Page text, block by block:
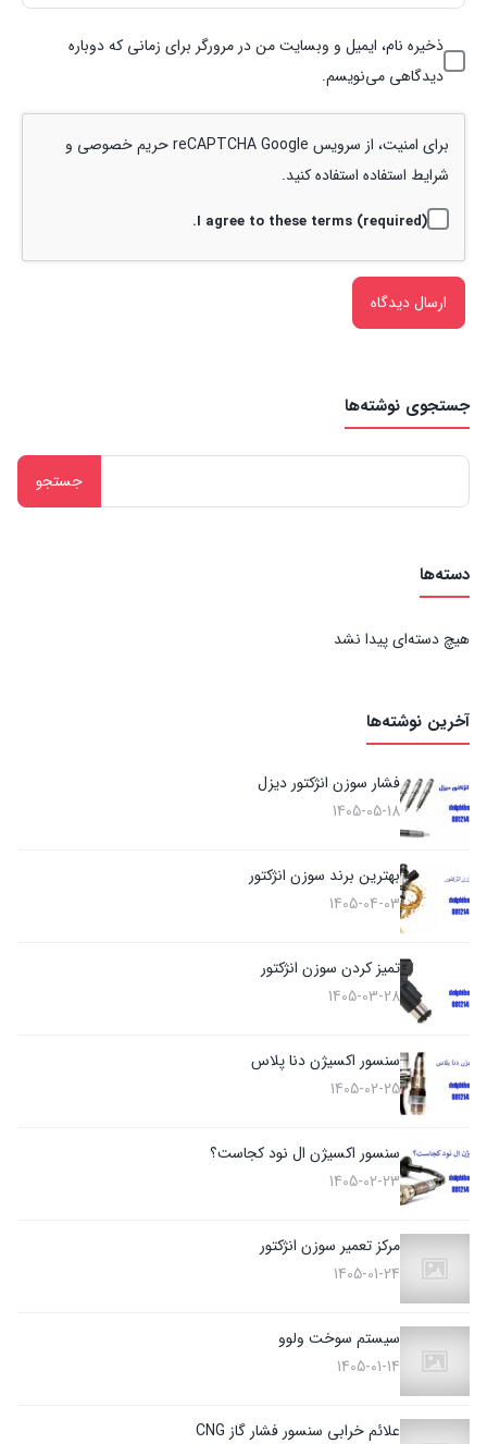
جستجوی نوشته‌ها
جستجو
برای:
دسته‌ها
هیچ دسته‌ای پیدا نشد
آخرین نوشته‌ها
فشار سوزن انژکتور دیزل
1405-05-18
بهترین برند سوزن انژکتور
1405-04-03
تمیز کردن سوزن انژکتور
1405-03-28
سنسور اکسیژن دنا پلاس
1405-02-25
سنسور اکسیژن ال نود کجاست؟
1405-02-23
مرکز تعمیر سوزن انژکتور
1405-01-24
سیستم سوخت ولوو
1405-01-14
علائم خرابی سنسور فشار گاز CNG
ذخیره نام، ایمیل و وبسایت من در مرورگر برای زمانی که دوباره
دیدگاهی می‌نویسم.
برای امنیت، از سرویس reCAPTCHA Google حریم خصوصی و
شرایط استفاده استفاده کنید.
I agree to these terms (required).